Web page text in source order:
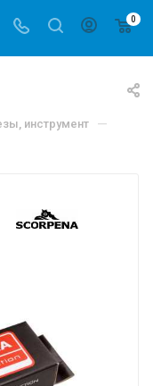
0
инструмент —